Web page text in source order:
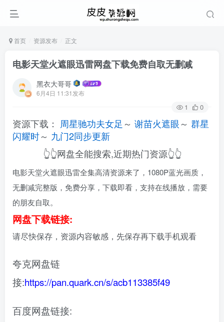
首页 资源发布 正文
电影天堂火遮眼迅雷网盘下载免费自取无删减
黑衣大哥哥
6月4日 11:31发布
1 0
资源下载： 周星驰功夫女足 ～ 谢苗火遮眼～ 群星
闪耀时～ 九门2同步更新
👆👆网盘全能搜索,近期热门资源👆👆
电影天堂火遮眼迅雷全集高清资源来了，1080P蓝光画质，
无删减完整版，免费分享，下载即看，支持在线播放，需要
的朋友自取。
网盘下载链接:
请尽快保存，资源内容敏感，先保存再下载手机观看
夸克网盘链
接:https://pan.quark.cn/s/acb113385f49
百度网盘链接: